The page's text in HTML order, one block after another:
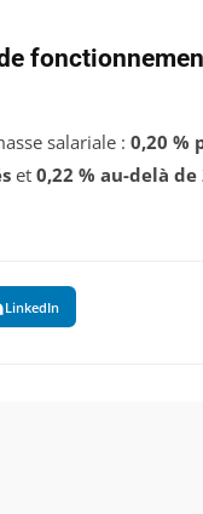
salariale : 0,20 %
et 0,22 % au-delà de
LinkedIn